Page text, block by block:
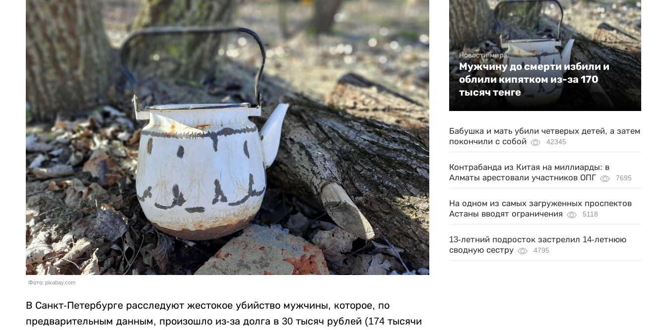
Фото: pixabay.com
В Санкт-Петербурге расследуют жестокое убийство мужчины, которое, по
предварительным данным, произошло из-за долга в 30 тысяч рублей (174 тысячи
Новости мира
Мужчину до смерти избили и
облили кипятком из-за 170
тысяч тенге
Бабушка и мать убили четверых детей, а затем
покончили с собой
42345
Контрабанда из Китая на миллиарды: в
Алматы арестовали участников ОПГ
7695
На одном из самых загруженных проспектов
Астаны вводят ограничения
5118
13-летний подросток застрелил 14-летнюю
сводную сестру
4795